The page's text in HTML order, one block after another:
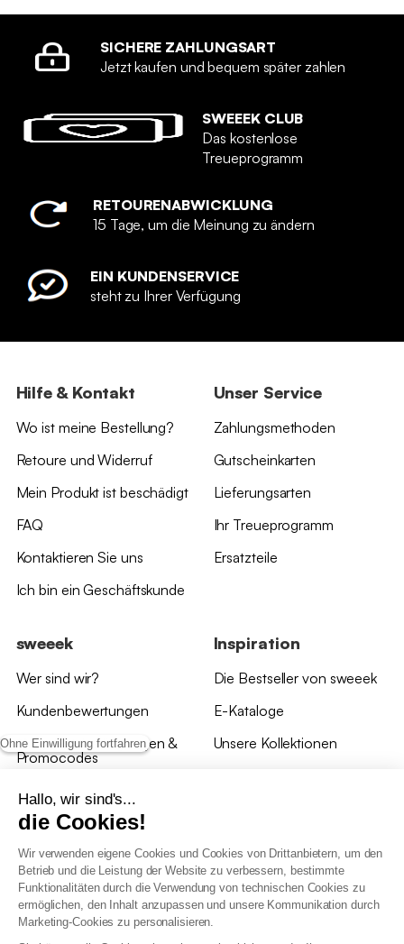
Ohne Einwilligung fortfahren
Hallo, wir sind's...
die Cookies!
Wir verwenden eigene Cookies und Cookies von Drittanbietern, um den
Betrieb und die Leistung der Website zu verbessern, bestimmte
Funktionalitäten durch die Verwendung von technischen Cookies zu
ermöglichen, den Inhalt anzupassen und unsere Kommunikation durch
Marketing-Cookies zu personalisieren.
SICHERE ZAHLUNGSART
Jetzt kaufen und bequem später zahlen
SWEEEK CLUB
Das kostenlose
Treueprogramm
RETOURENABWICKLUNG
15 Tage, um die Meinung zu ändern
EIN KUNDENSERVICE
steht zu Ihrer Verfügung
Hilfe & Kontakt
Wo ist meine Bestellung?
Retoure und Widerruf
Mein Produkt ist beschädigt
FAQ
Kontaktieren Sie uns
Ich bin ein Geschäftskunde
Unser Service
Zahlungsmethoden
Gutscheinkarten
Lieferungsarten
Ihr Treueprogramm
Ersatzteile
sweeek
Wer sind wir?
Kundenbewertungen
*Angebotsbedingungen &
Promocodes
Bewertungen von sweeek
Unsere Geschäfte
Inspiration
Die Bestseller von sweeek
E-Kataloge
Unsere Kollektionen